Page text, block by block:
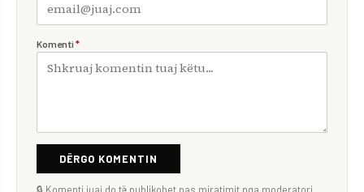
Komenti *
DËRGO KOMENTIN